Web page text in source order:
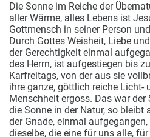
Die Sonne im Reiche der
aller Wärme, alles Lebens ist
Gottmensch in seiner Person
Durch Gottes Weisheit, Liebe
der Gerechtigkeit einmal
des Herrn, ist aufgestiegen bis
Karfreitags, von der aus sie
ihre ganze, göttlich reiche Licht-
Menschheit ergoss. Das war
die Sonne in der Natur, so bleibt
der Gnade, einmal
dieselbe, die eine für uns alle,